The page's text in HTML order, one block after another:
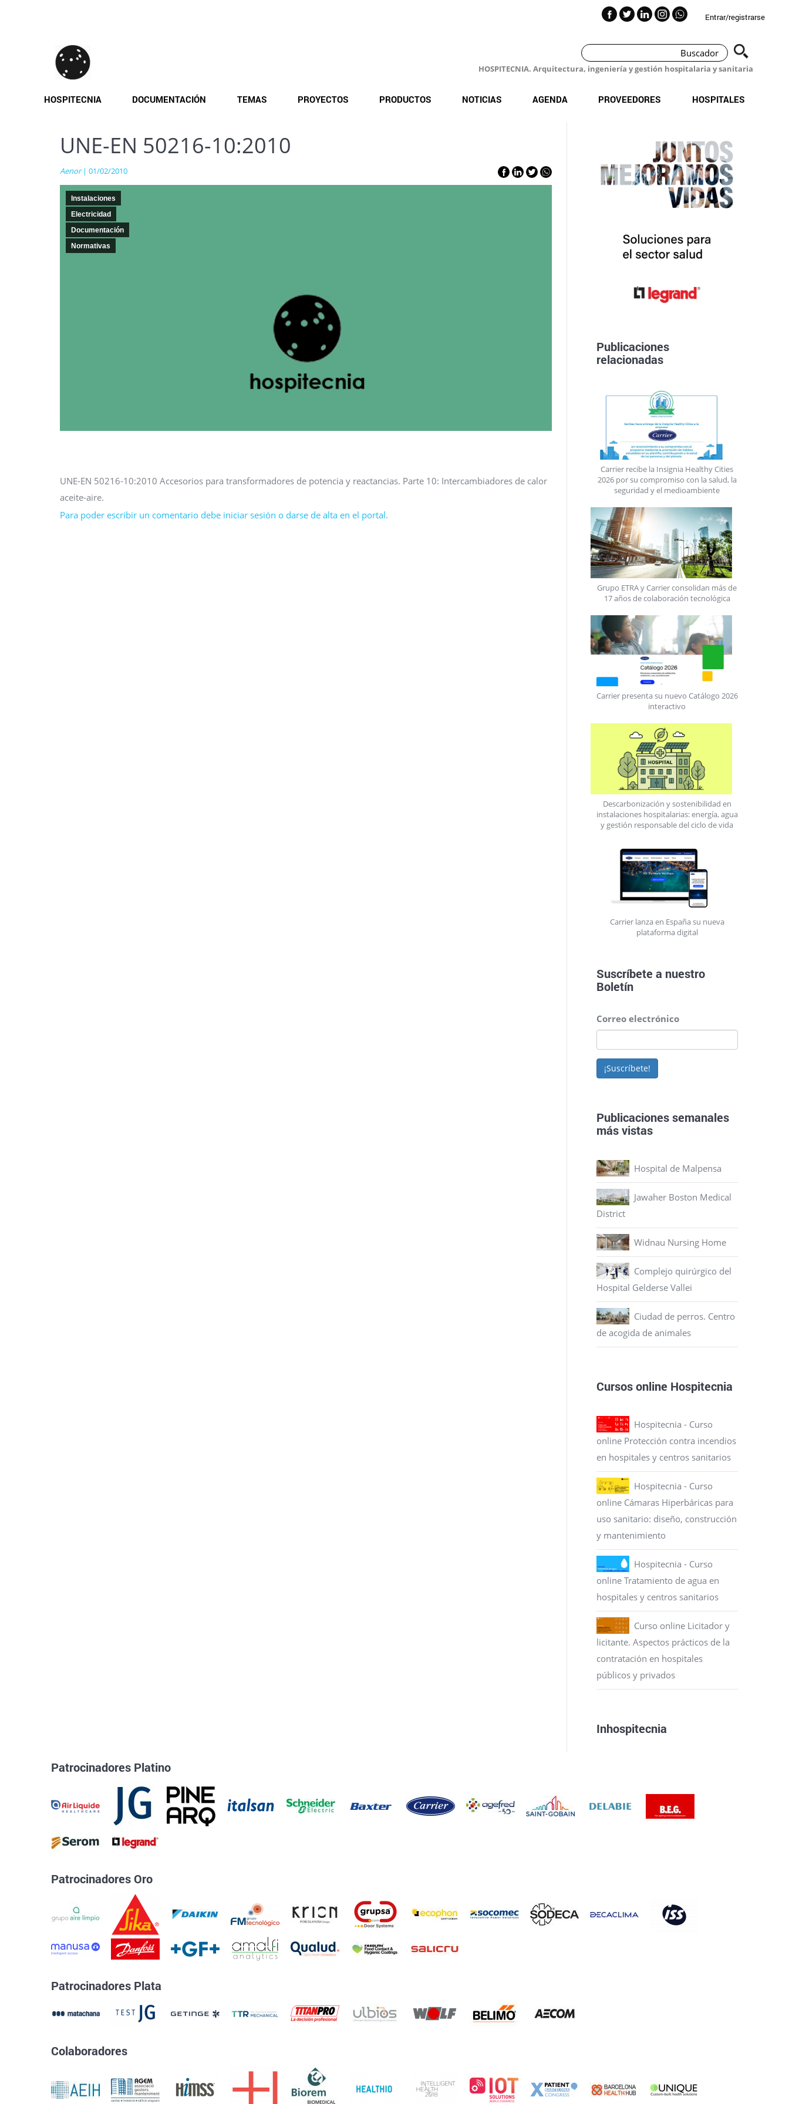
Entrar/registrarse
HOSPITECNIA. Arquitectura, ingeniería y gestión hospitalaria y sanitaria
HOSPITECNIA DOCUMENTACIÓN TEMAS PROYECTOS PRODUCTOS NOTICIAS AGENDA PROVEEDORES HOSPITALES
UNE-EN 50216-10:2010
Aenor| 01/02/2010
Instalaciones
Electricidad
Documentación
Normativas
UNE-EN 50216-10:2010 Accesorios para transformadores de potencia y reactancias. Parte 10: Intercambiadores de calor
aceite-aire.
Para poder escribir un comentario debe iniciar sesión o darse de alta en el portal.
Publicaciones
relacionadas
Carrier recibe la Insignia Healthy Cities
2026 por su compromiso con la salud, la
seguridad y el medioambiente
Grupo ETRA y Carrier consolidan más de
17 años de colaboración tecnológica
Carrier presenta su nuevo Catálogo 2026
interactivo
Descarbonización y sostenibilidad en
instalaciones hospitalarias: energía, agua
y gestión responsable del ciclo de vida
Carrier lanza en España su nueva
plataforma digital
Suscríbete a nuestro
Boletín
Correo electrónico
¡Suscríbete!
Publicaciones semanales
más vistas
Hospital de Malpensa
Jawaher Boston Medical
District
Widnau Nursing Home
Complejo quirúrgico del
Hospital Gelderse Vallei
Ciudad de perros. Centro
de acogida de animales
Cursos online Hospitecnia
Hospitecnia - Curso
online Protección contra incendios
en hospitales y centros sanitarios
Hospitecnia - Curso
online Cámaras Hiperbáricas para
uso sanitario: diseño, construcción
y mantenimiento
Hospitecnia - Curso
online Tratamiento de agua en
hospitales y centros sanitarios
Curso online Licitador y
licitante. Aspectos prácticos de la
contratación en hospitales
públicos y privados
Inhospitecnia
Patrocinadores Platino
Patrocinadores Oro
Patrocinadores Plata
Colaboradores